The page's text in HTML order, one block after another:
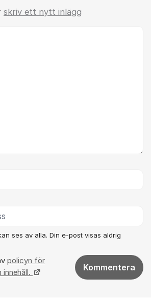
skriv ett nytt inlägg
ses av alla. Din e-post visas aldrig
policyn för
Kommentera